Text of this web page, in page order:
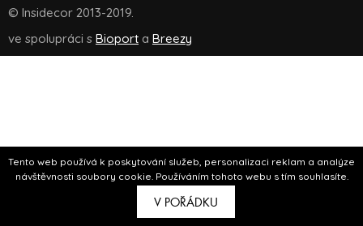
Tento web používá k poskytování služeb, personalizaci reklam a analýze
návštěvnosti soubory cookie. Používáním tohoto webu s tím souhlasíte.
V POŘÁDKU
© Insidecor 2013-2019.
ve spolupráci s Bioport a Breezy